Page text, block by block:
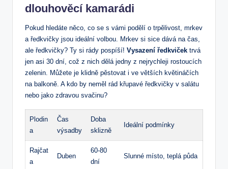
dlouhověcí kamarádi
Pokud hledáte něco, co se s vámi podělí o trpělivost, mrkev
a ředkvičky jsou ideální volbou. Mrkev si sice dává na čas,
ale ředkvičky? Ty si rády pospíší! Vysazení ředkviček trvá
jen asi 30 dní, což z nich dělá jedny z nejrychleji rostoucích
zelenin. Můžete je klidně pěstovat i ve větších květináčích
na balkoně. A kdo by neměl rád křupavé ředkvičky v salátu
nebo jako zdravou svačinu?
Plodin
a
Čas
výsadby
Doba
sklizně
Ideální podmínky
Rajčat
a
Duben
60-80
dní
Slunné místo, teplá půda